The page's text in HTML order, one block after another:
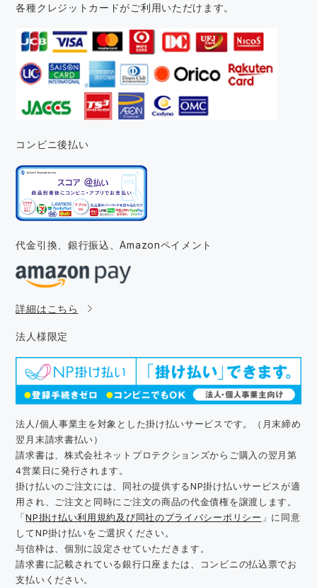
各種クレジットカードがご利用いただけます。
コンビニ後払い
代金引換、銀行振込、Amazonペイメント
詳細はこちら
法人様限定
法人/個人事業主を対象とした掛け払いサービスです。（月末締め
翌月末請求書払い）
請求書は、株式会社ネットプロテクションズからご購入の翌月第
4営業日に発行されます。
掛け払いのご注文には、同社の提供するNP掛け払いサービスが適
用され、ご注文と同時にご注文の商品の代金債権を譲渡します。
「NP掛け払い利用規約及び同社のプライバシーポリシー 」に同意
してNP掛け払いをご選択ください。
与信枠は、個別に設定させていただきます。
請求書に記載されている銀行口座または、コンビニの払込票でお
支払いください。